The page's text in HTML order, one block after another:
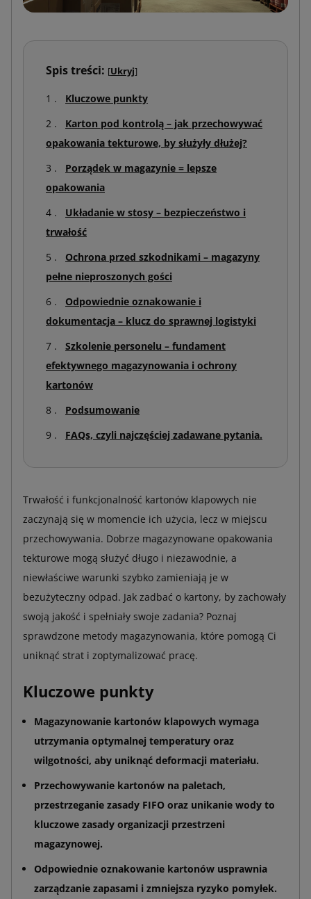
Spis treści: [Ukryj]
Kluczowe punkty
Karton pod kontrolą – jak przechowywać
opakowania tekturowe, by służyły dłużej?
Porządek w magazynie = lepsze
opakowania
Układanie w stosy – bezpieczeństwo i
trwałość
Ochrona przed szkodnikami – magazyny
pełne nieproszonych gości
Odpowiednie oznakowanie i
dokumentacja – klucz do sprawnej logistyki
Szkolenie personelu – fundament
efektywnego magazynowania i ochrony
kartonów
Podsumowanie
FAQs, czyli najczęściej zadawane pytania.
Trwałość i funkcjonalność kartonów klapowych nie
zaczynają się w momencie ich użycia, lecz w miejscu
przechowywania. Dobrze magazynowane opakowania
tekturowe mogą służyć długo i niezawodnie, a
niewłaściwe warunki szybko zamieniają je w
bezużyteczny odpad. Jak zadbać o kartony, by zachowały
swoją jakość i spełniały swoje zadania? Poznaj
sprawdzone metody magazynowania, które pomogą Ci
uniknąć strat i zoptymalizować pracę.
Kluczowe punkty
Magazynowanie kartonów klapowych wymaga
utrzymania optymalnej temperatury oraz
wilgotności, aby uniknąć deformacji materiału.
Przechowywanie kartonów na paletach,
przestrzeganie zasady FIFO oraz unikanie wody to
kluczowe zasady organizacji przestrzeni
magazynowej.
Odpowiednie oznakowanie kartonów usprawnia
zarządzanie zapasami i zmniejsza ryzyko pomyłek.